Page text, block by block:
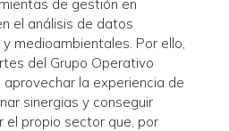
de gestión en
el análisis de datos
medioambientales. Por ello,
del Grupo Operativo
aprovechar la experiencia de
sinergias y conseguir
el propio sector que, por